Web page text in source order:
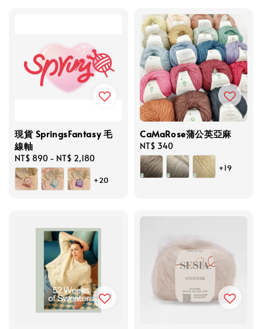
現貨 SpringsFantasy 毛
線軸
Regular
price
NT$ 890 - NT$ 2,180
+20
CaMaRose蒲公英亞麻
Regular
price
NT$ 340
+19